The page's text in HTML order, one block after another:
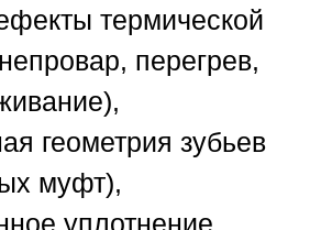
термической
перегрев,
геометрия зубьев
муфт),
уплотнение